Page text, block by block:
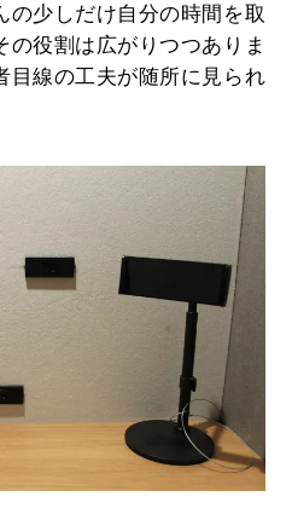
の少しだけ自分の時間を取
の役割は広がりつつありま
目線の工夫が随所に見られ